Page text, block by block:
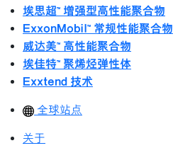
埃思超™ 增强型高性能聚合物
ExxonMobil™ 常规性能聚合物
威达美™ 高性能聚合物
埃佳特™ 聚烯烃弹性体
Exxtend 技术
全球站点
关于